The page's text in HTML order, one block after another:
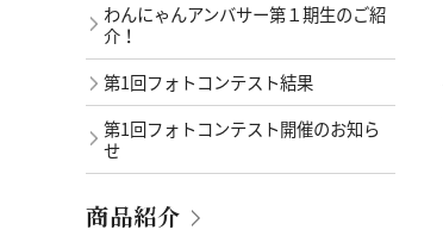
わんにゃんアンバサー第１期生のご紹
介！
第1回フォトコンテスト結果
第1回フォトコンテスト開催のお知ら
せ
商品紹介